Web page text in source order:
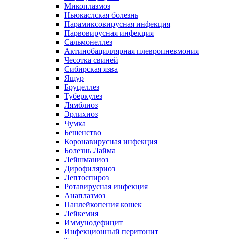
Микоплазмоз
Ньюкаслская болезнь
Парамиксовирусная инфекция
Парвовирусная инфекция
Сальмонеллез
Актинобациллярная плевропневмония
Чесотка свиней
Сибирская язва
Ящур
Бруцеллез
Туберкулез
Лямблиоз
Эрлихиоз
Чумка
Бешенство
Коронавирусная инфекция
Болезнь Лайма
Лейшманиоз
Дирофиляриоз
Лептоспироз
Ротавирусная инфекция
Анаплазмоз
Панлейкопения кошек
Лейкемия
Иммунодефицит
Инфекционный перитонит